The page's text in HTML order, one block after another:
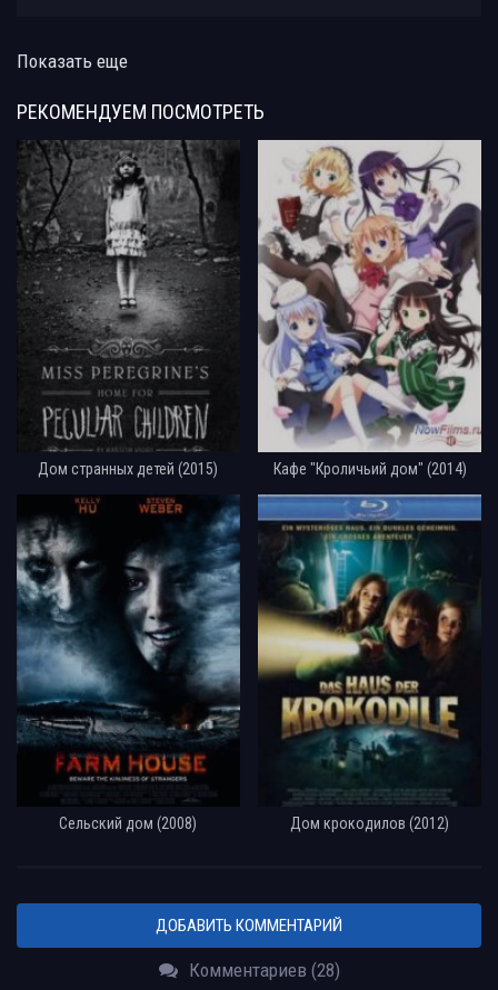
Показать еще
РЕКОМЕНДУЕМ ПОСМОТРЕТЬ
Дом странных детей (2015) Кафе "Кроличьий дом" (2014)
Сельский дом (2008) Дом крокодилов (2012)
ДОБАВИТЬ КОММЕНТАРИЙ
Комментариев (28)